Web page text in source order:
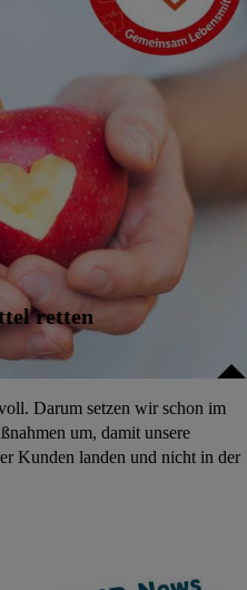
retten
Darum setzen wir schon im
um, damit unsere
Kunden landen und nicht in der